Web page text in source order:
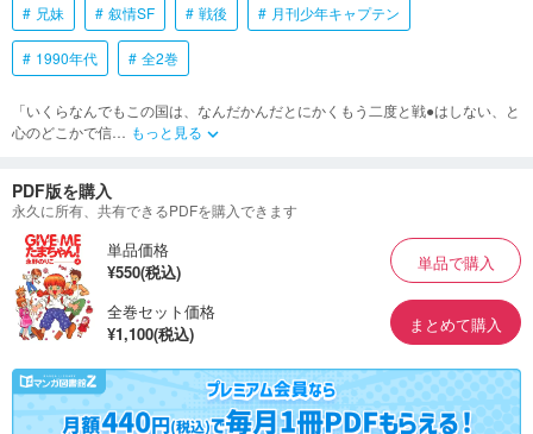
兄妹 叙情SF 戦後 月刊少年キャプテン
1990年代 全2巻
「いくらなんでもこの国は、なんだかんだとにかくもう二度と戦●はしない、と
心のどこかで信… もっと見る keyboard_arrow_down
PDF版を購入
永久に所有、共有できるPDFを購入できます
単品価格
¥550(税込)
単品で購入
全巻セット価格
¥1,100(税込)
まとめて購入